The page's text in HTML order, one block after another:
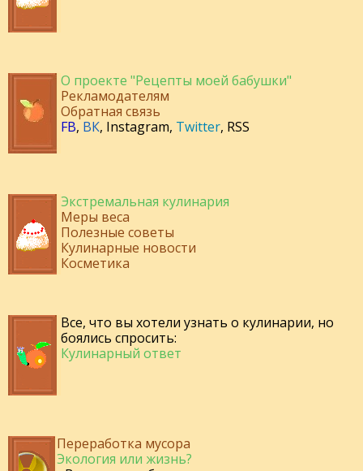
О проекте "Рецепты моей бабушки"
Рекламодателям
Обратная связь
FB, ВК, Instagram, Twitter, RSS
Экстремальная кулинария
Меры веса
Полезные советы
Кулинарные новости
Косметика
Все, что вы хотели узнать о кулинарии, но
боялись спросить:
Кулинарный ответ
Переработка мусора
Экология или жизнь?